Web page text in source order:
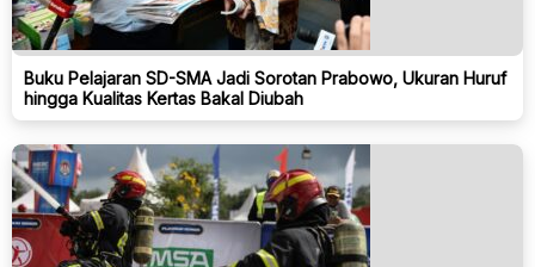
Buku Pelajaran SD-SMA Jadi Sorotan Prabowo, Ukuran Huruf
hingga Kualitas Kertas Bakal Diubah